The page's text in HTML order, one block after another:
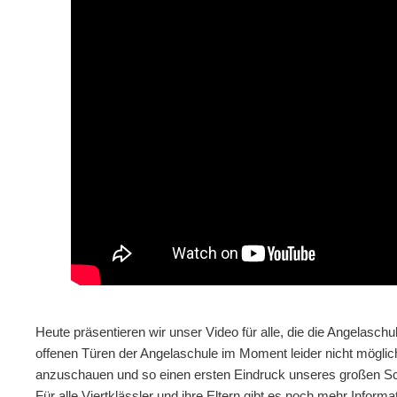
Heute präsentieren wir unser Video für alle, die die
offenen Türen der Angelaschule im Moment leider nicht
anzuschauen und so einen ersten Eindruck unseres großen